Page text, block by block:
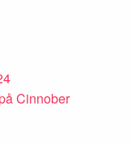
Cinnober